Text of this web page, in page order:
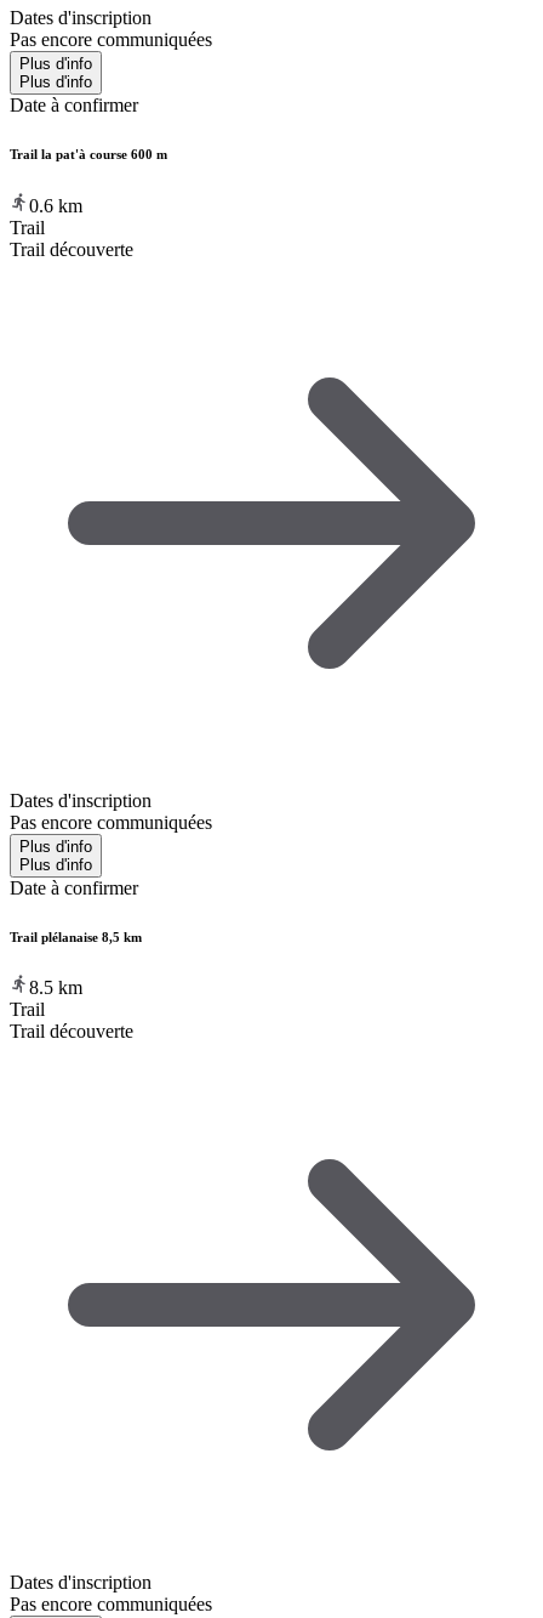
Dates d'inscription
Pas encore communiquées
Plus d'info
Plus d'info
Date à confirmer
Trail la pat'à course 600 m
0.6 km
Trail
Trail découverte
Dates d'inscription
Pas encore communiquées
Plus d'info
Plus d'info
Date à confirmer
Trail plélanaise 8,5 km
8.5 km
Trail
Trail découverte
Dates d'inscription
Pas encore communiquées